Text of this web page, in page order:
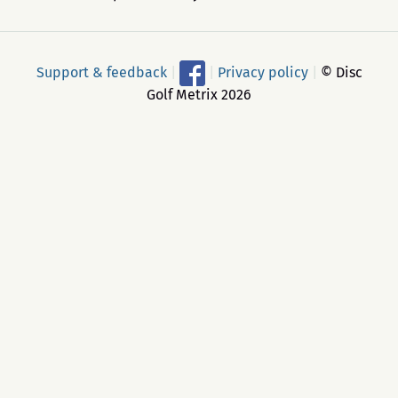
Support & feedback Privacy policy
© Disc
Golf Metrix 2026